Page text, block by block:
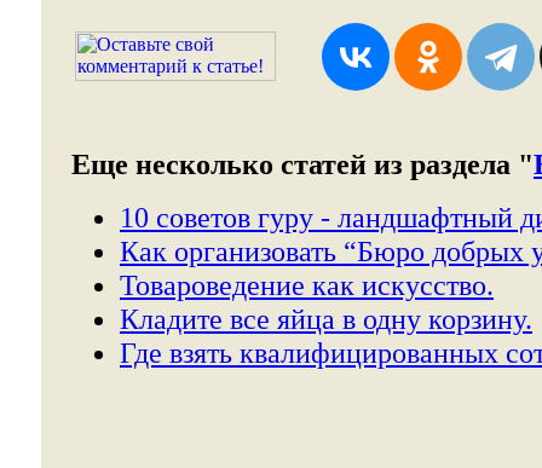
Еще несколько статей из раздела "
10 советов гуру - ландшафтный
Как организовать “Бюро добрых
Товароведение как искусство.
Кладите все яйца в одну корзину.
Где взять квалифицированных